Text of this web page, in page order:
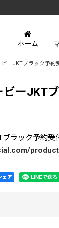
ホーム
ーJKTブラック予約
ーJKT
ラック予約受
ェア